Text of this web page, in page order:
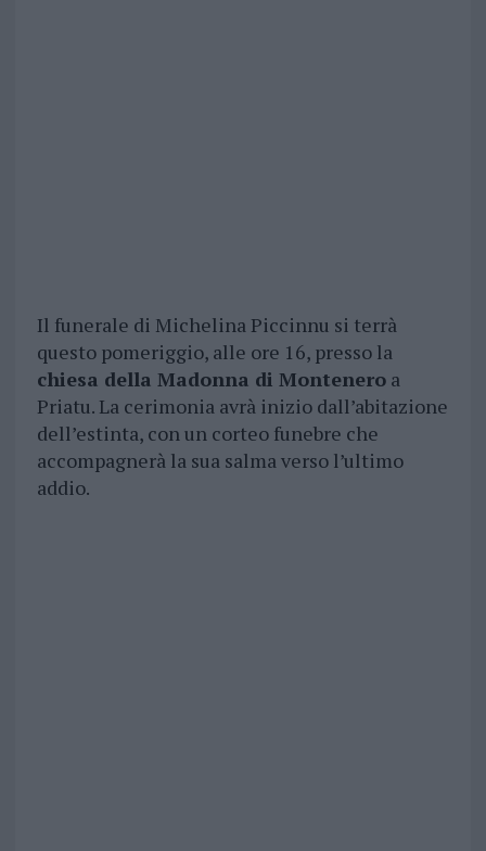
Il funerale di Michelina Piccinnu si terrà
questo pomeriggio, alle ore 16, presso la
chiesa della Madonna di Monteneroa
Priatu. La cerimonia avrà inizio dall’abitazione
dell’estinta, con un corteo funebre che
accompagnerà la sua salma verso l’ultimo
addio.